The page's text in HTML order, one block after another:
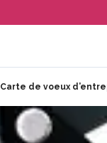
Carte de voeux